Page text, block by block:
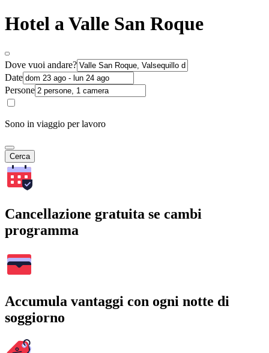
Hotel a Valle San Roque
Dove vuoi andare?
Date
Persone
Sono in viaggio per lavoro
Cerca
Cancellazione gratuita se cambi
programma
Accumula vantaggi con ogni notte di
soggiorno